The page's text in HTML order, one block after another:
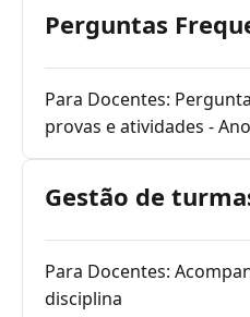
Perguntas
Para Docentes:
provas e atividades -
Gestão de
Para Docentes:
disciplina